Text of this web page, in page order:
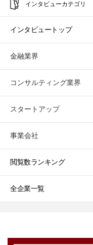
インタビューカテゴリ
インタビュートップ
金融業界
コンサルティング業界
スタートアップ
事業会社
閲覧数ランキング
全企業一覧